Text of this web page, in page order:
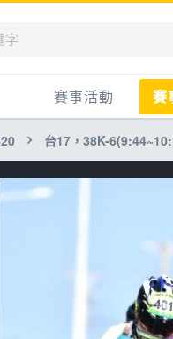
賽事活動
國內
國外
跟著筆記騎車去
賽
賽
自
台17，38K-